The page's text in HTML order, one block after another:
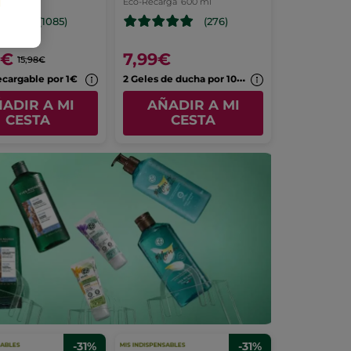
(1085)
15,98€
por 1€
A MI
CESTA
Camomila
(276)
7,99€
2
Geles de ducha por 10,99€
AÑADIR A MI
CESTA
-31% -31%